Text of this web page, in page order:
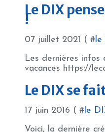
Le DIX
!
07 juillet 2021 ( #le
Les dernières infos
vacances https://
Le DIX se
17 juin 2016 ( #le
Voici, la dernière